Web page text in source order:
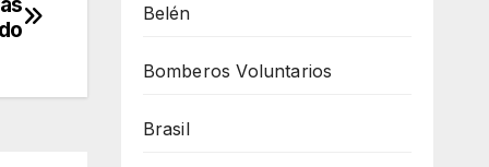
Belén
Bomberos Voluntarios
Brasil